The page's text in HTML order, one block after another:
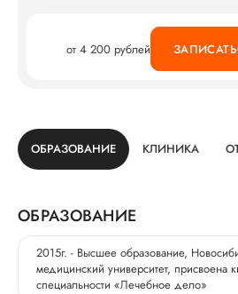
от 4 200 рублей
ОБРАЗОВАНИЕ КЛИНИКА
ОБРАЗОВАНИЕ
2015г. - Высшее образование,
медицинский университет, присвоена
специальности «Лечебное дело»